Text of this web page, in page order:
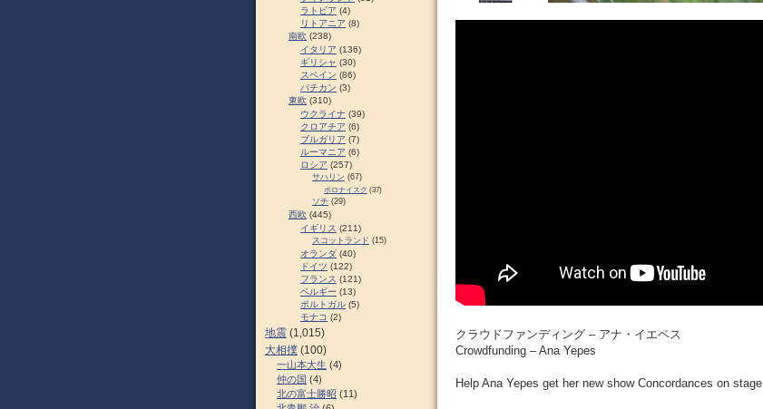
クラウドファンディング – アナ・イエペス
Crowdfunding – Ana Yepes
Help Ana Yepes get her new show Concordances on stage
ラトビア (4)
リトアニア (8)
南欧 (238)
イタリア (136)
ギリシャ (30)
スペイン (86)
バチカン (3)
東欧 (310)
ウクライナ (39)
クロアチア (6)
ブルガリア (7)
ルーマニア (6)
ロシア (257)
サハリン (67)
ポロナイスク (37)
ソチ (29)
西欧 (445)
イギリス (211)
スコットランド (15)
オランダ (40)
ドイツ (122)
フランス (121)
ベルギー (13)
ポルトガル (5)
モナコ (2)
地震 (1,015)
大相撲 (100)
一山本大生 (4)
仲の国 (4)
北の富士勝昭 (11)